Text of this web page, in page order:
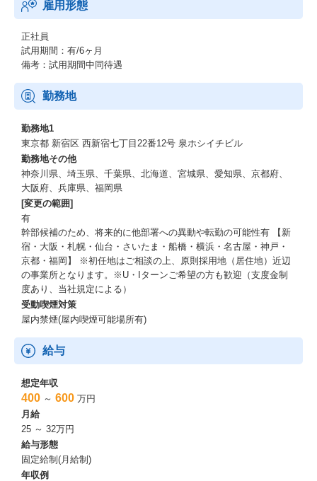
雇用形態
正社員
試用期間：有/6ヶ月
備考：試用期間中同待遇
勤務地
勤務地1
東京都 新宿区 西新宿七丁目22番12号 泉ホシイチビル
勤務地その他
神奈川県、埼玉県、千葉県、北海道、宮城県、愛知県、京都府、
大阪府、兵庫県、福岡県
[変更の範囲]
有
幹部候補のため、将来的に他部署への異動や転勤の可能性有 【新
宿・大阪・札幌・仙台・さいたま・船橋・横浜・名古屋・神戸・
京都・福岡】 ※初任地はご相談の上、原則採用地（居住地）近辺
の事業所となります。※U・Iターンご希望の方も歓迎（支度金制
度あり、当社規定による）
受動喫煙対策
屋内禁煙(屋内喫煙可能場所有)
給与
想定年収
400 ～ 600 万円
月給
25 ～ 32万円
給与形態
固定給制(月給制)
年収例